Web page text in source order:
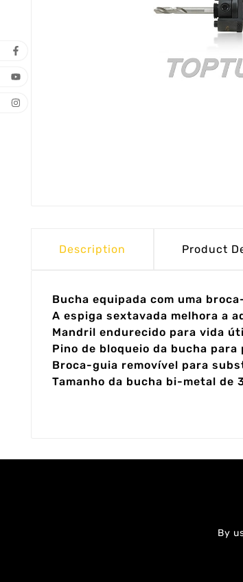
By
Description Product
Bucha equipada com uma
A espiga sextavada melhora a
Mandril endurecido para vida
Pino de bloqueio da bucha
Broca-guia removível para
Tamanho da bucha bi-metal de